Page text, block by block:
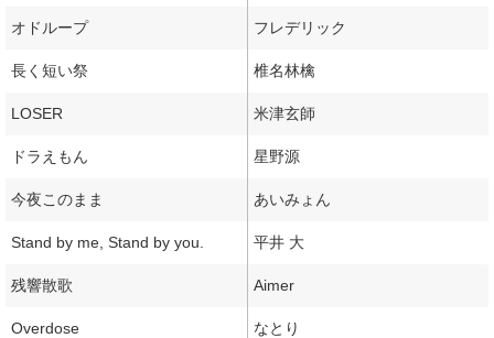
オドループ フレデリック
長く短い祭 椎名林檎
LOSER 米津玄師
ドラえもん 星野源
今夜このまま あいみょん
Stand by me, Stand by you. 平井 大
残響散歌 Aimer
Overdose なとり